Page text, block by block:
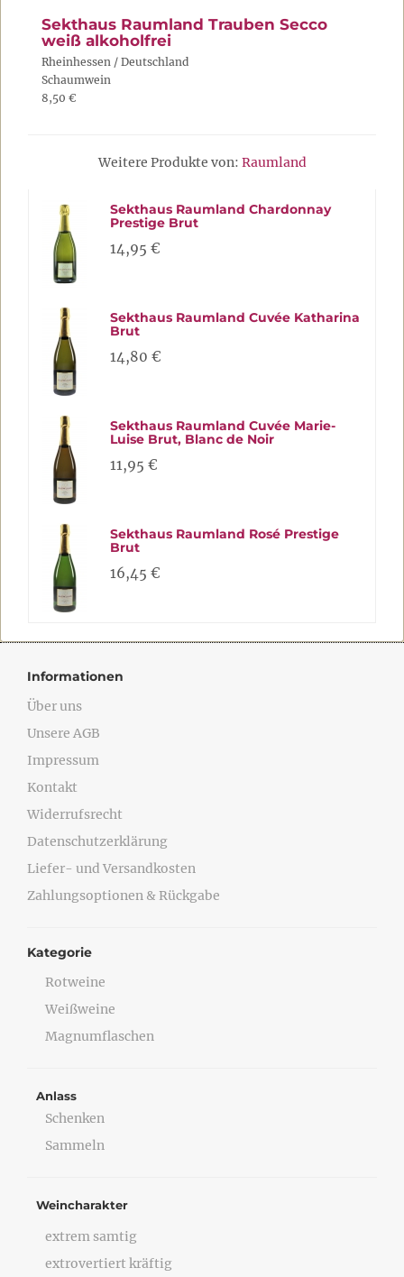
Sekthaus Raumland Trauben Secco
weiß alkoholfrei
Rheinhessen / Deutschland
Schaumwein
8,50 €
Weitere Produkte von: Raumland
Sekthaus Raumland Chardonnay
Prestige Brut
14,95 €
Sekthaus Raumland Cuvée Katharina
Brut
14,80 €
Sekthaus Raumland Cuvée Marie-
Luise Brut, Blanc de Noir
11,95 €
Sekthaus Raumland Rosé Prestige
Brut
16,45 €
Informationen
Über uns
Unsere AGB
Impressum
Kontakt
Widerrufsrecht
Datenschutzerklärung
Liefer- und Versandkosten
Zahlungsoptionen & Rückgabe
Kategorie
Rotweine
Weißweine
Magnumflaschen
Anlass
Schenken
Sammeln
Weincharakter
extrem samtig
extrovertiert kräftig